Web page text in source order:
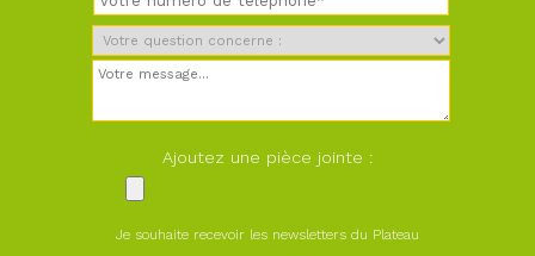
Ajoutez une pièce jointe :
Je souhaite recevoir les newsletters du Plateau